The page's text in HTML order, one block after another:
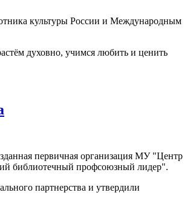
культуры России и Международным
духовно, учимся любить и ценить
первичная организация МУ "Центр
библиотечный профсоюзный лидер".
партнерства и утвердили